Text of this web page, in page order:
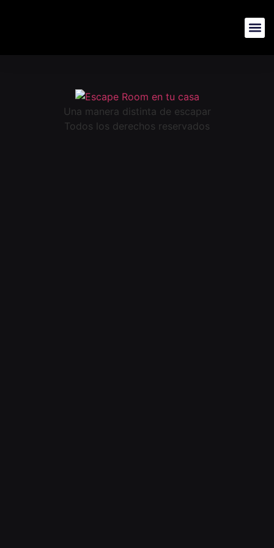
Una manera distinta de escapar
Todos los derechos reservados